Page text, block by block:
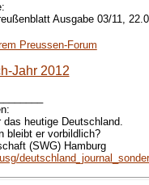
Ausgabe 03/11,
Preussen-Forum
Jahr 2012
heutige Deutschland.
bleibt er vorbildlich?
(SWG) Hamburg